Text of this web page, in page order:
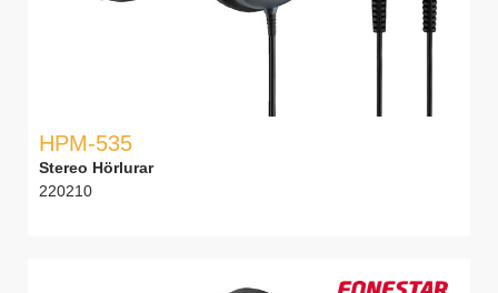
HPM-535
Stereo Hörlurar
220210